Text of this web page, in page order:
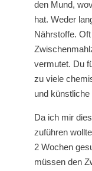
den Mund,
hat. Weder
Nährstoffe.
vermutet. Du
zu viele
und
Da ich mir
zuführen
2 Wochen
müssen den